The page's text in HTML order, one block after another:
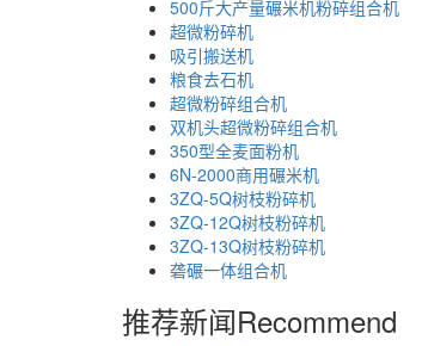
500斤大产量碾米机粉碎组合机
超微粉碎机
吸引搬送机
粮食去石机
超微粉碎组合机
双机头超微粉碎组合机
350型全麦面粉机
6N-2000商用碾米机
3ZQ-5Q树枝粉碎机
3ZQ-12Q树枝粉碎机
3ZQ-13Q树枝粉碎机
砻碾一体组合机
推荐新闻Recommend